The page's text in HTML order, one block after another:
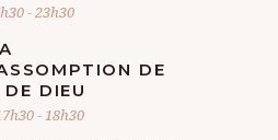
-23h30
DE
DIEU
-18h30